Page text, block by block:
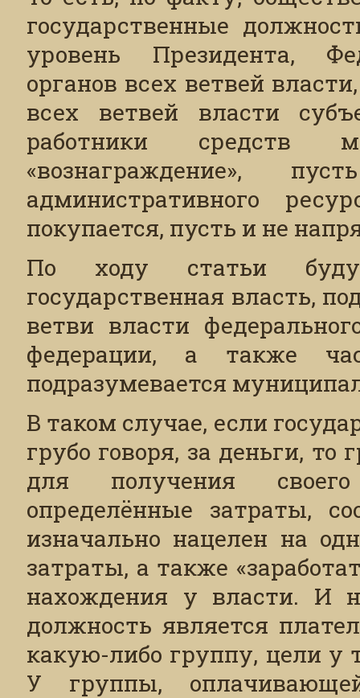
государственные
уровень Президента,
органов всех ветвей
всех ветвей власти
работники средств
«вознаграждение»,
административного
покупается, пусть и не
По ходу статьи
государственная власть,
ветви власти
федерации, а также
подразумевается
В таком случае, если
грубо говоря, за деньги,
для получения своего
определённые затраты,
изначально нацелен на
затраты, а также
нахождения у власти. И
должность является
какую-либо группу, цели у
У группы,